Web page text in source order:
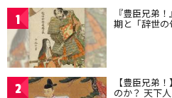
1 『豊臣兄弟
期と「辞世
2 【豊臣兄弟
のか？ 天下